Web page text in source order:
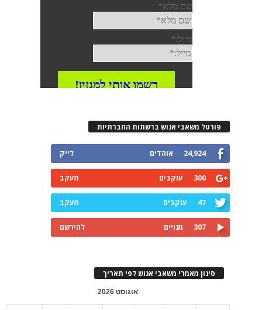
פורטל משאבי אנוש ברשתות החברתיות
24,924 אוהדים לייק
300 עוקבים מעקב
47 עוקבים מעקב
307 מנויים להירשם
סינון מאמרי משאבי אנוש לפי תאריך
אוגוסט 2026